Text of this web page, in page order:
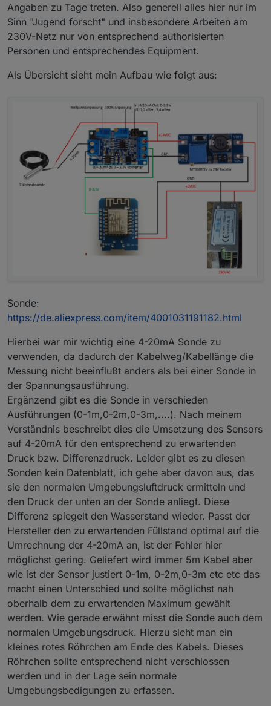
Angaben zu Tage treten. Also generell alles hier nur im
Sinn "Jugend forscht" und insbesondere Arbeiten am
230V-Netz nur von entsprechend authorisierten
Personen und entsprechendes Equipment.
Als Übersicht sieht mein Aufbau wie folgt aus:
Sonde:
https://de.aliexpress.com/item/4001031191182.html
Hierbei war mir wichtig eine 4-20mA Sonde zu
verwenden, da dadurch der Kabelweg/Kabellänge die
Messung nicht beeinflußt anders als bei einer Sonde in
der Spannungsausführung.
Ergänzend gibt es die Sonde in verschieden
Ausführungen (0-1m,0-2m,0-3m,....). Nach meinem
Verständnis beschreibt dies die Umsetzung des Sensors
auf 4-20mA für den entsprechend zu erwartenden
Druck bzw. Differenzdruck. Leider gibt es zu diesen
Sonden kein Datenblatt, ich gehe aber davon aus, das
sie den normalen Umgebungsluftdruck ermitteln und
den Druck der unten an der Sonde anliegt. Diese
Differenz spiegelt den Wasserstand wieder. Passt der
Hersteller den zu erwartenden Füllstand optimal auf die
Umrechnung der 4-20mA an, ist der Fehler hier
möglichst gering. Geliefert wird immer 5m Kabel aber
wie ist der Sensor justiert 0-1m, 0-2m,0-3m etc etc das
macht einen Unterschied und sollte möglichst nah
oberhalb dem zu erwartenden Maximum gewählt
werden. Wie gerade erwähnt misst die Sonde auch dem
normalen Umgebungsdruck. Hierzu sieht man ein
kleines rotes Röhrchen am Ende des Kabels. Dieses
Röhrchen sollte entsprechend nicht verschlossen
werden und in der Lage sein normale
Umgebungsbedigungen zu erfassen.